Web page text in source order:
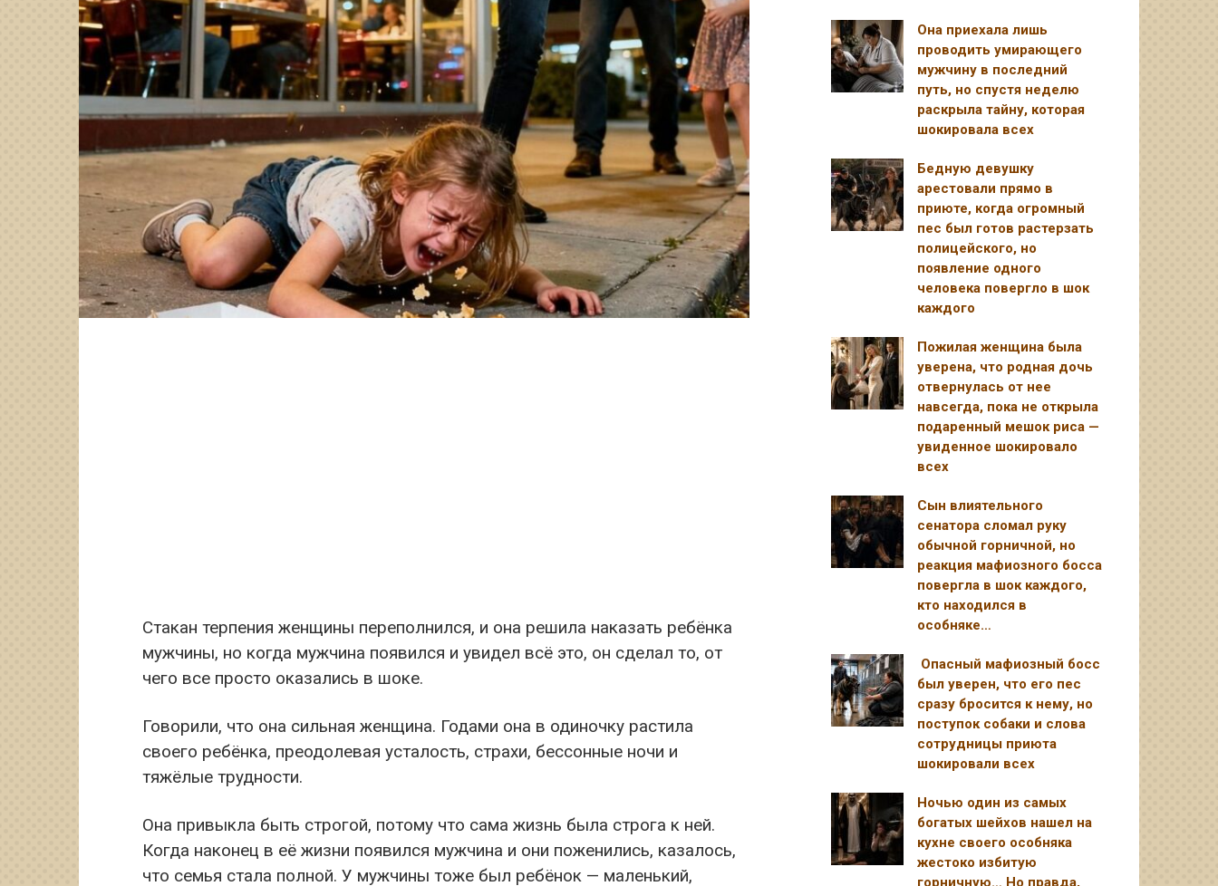
Стакан терпения женщины переполнился, и она решила наказать ребёнка
мужчины, но когда мужчина появился и увидел всё это, он сделал то, от
чего все просто оказались в шоке.
Говорили, что она сильная женщина. Годами она в одиночку растила
своего ребёнка, преодолевая усталость, страхи, бессонные ночи и
тяжёлые трудности.
Она привыкла быть строгой, потому что сама жизнь была строга к ней.
Когда наконец в её жизни появился мужчина и они поженились, казалось,
что семья стала полной. У мужчины тоже был ребёнок — маленький,
Она приехала лишь
проводить умирающего
мужчину в последний
путь, но спустя неделю
раскрыла тайну, которая
шокировала всех
Бедную девушку
арестовали прямо в
приюте, когда огромный
пес был готов растерзать
полицейского, но
появление одного
человека повергло в шок
каждого
Пожилая женщина была
уверена, что родная дочь
отвернулась от нее
навсегда, пока не открыла
подаренный мешок риса —
увиденное шокировало
всех
Сын влиятельного
сенатора сломал руку
обычной горничной, но
реакция мафиозного босса
повергла в шок каждого,
кто находился в
особняке…
Опасный мафиозный босс
был уверен, что его пес
сразу бросится к нему, но
поступок собаки и слова
сотрудницы приюта
шокировали всех
Ночью один из самых
богатых шейхов нашел на
кухне своего особняка
жестоко избитую
горничную… Но правда,